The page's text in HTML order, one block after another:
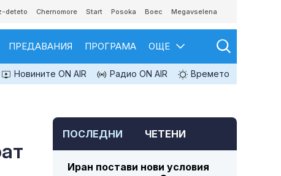
deteto Chernomore Start Posoka Boec Megavselena
ПРЕДАВАНИЯ ПРОГРАМА ОЩЕ
Новините ON AIR Радио ON AIR Времето
ПОСЛЕДНИ ЧЕТЕНИ
Иран постави нови условия